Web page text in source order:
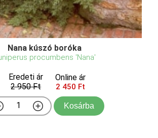
Nana kúszó boróka
procumbens 'Nana'
Eredeti ár
2 950 Ft
Online ár
2 450 Ft
Kosárba